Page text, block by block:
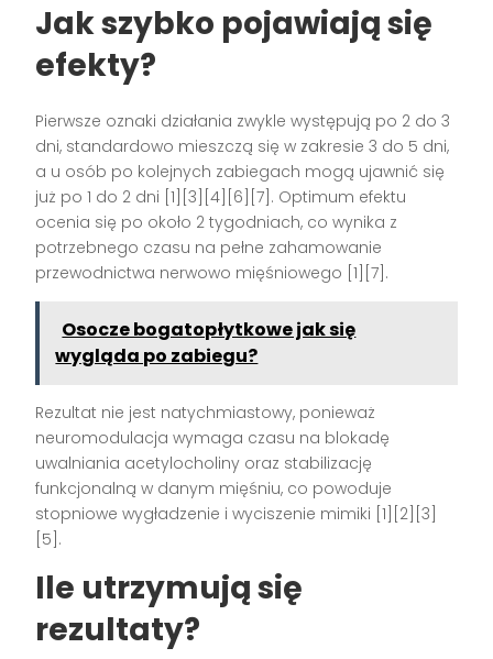
Jak szybko pojawiają się
efekty?
Pierwsze oznaki działania zwykle występują po 2 do 3
dni, standardowo mieszczą się w zakresie 3 do 5 dni,
a u osób po kolejnych zabiegach mogą ujawnić się
już po 1 do 2 dni [1][3][4][6][7]. Optimum efektu
ocenia się po około 2 tygodniach, co wynika z
potrzebnego czasu na pełne zahamowanie
przewodnictwa nerwowo mięśniowego [1][7].
Osocze bogatopłytkowe jak się
wygląda po zabiegu?
Rezultat nie jest natychmiastowy, ponieważ
neuromodulacja wymaga czasu na blokadę
uwalniania acetylocholiny oraz stabilizację
funkcjonalną w danym mięśniu, co powoduje
stopniowe wygładzenie i wyciszenie mimiki [1][2][3]
[5].
Ile utrzymują się
rezultaty?